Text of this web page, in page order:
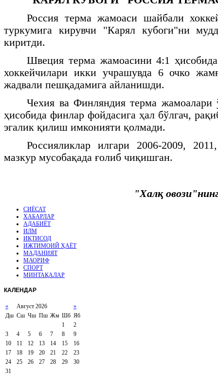
Россия терма жамоаси шайбали
туркумига кирувчи "Карял кубоги"ни
киритди.
Швеция терма жамоасини 4:1
хоккейчилари икки учрашувда 6 очко
жадвали пешқадамига айланишди.
Чехия ва Финляндия терма жамоалари
ҳисобида финлар фойдасига ҳал бўлгач,
эгалик қилиш имконияти қолмади.
Россияликлар илгари 2006-2009,
мазкур мусобақада ғолиб чиқишган.
"Халқ
СИЁСАТ
ХАБАРЛАР
АДАБИЁТ
ИЛМ
ИҚТИСОД
ИЖТИМОИЙ ҲАЁТ
МАДАНИЯТ
МАОРИФ
СПОРТ
МИНТАҚАЛАР
КАЛЕНДАР
« Август 2026
»
Дш Сш Чш Пш Жм Шб Яб
1
2
3
4 5 6 7 8
9
10
11 12 13 14 15
16
17
18 19 20 21 22
23
24
25 26 27 28 29
30
31